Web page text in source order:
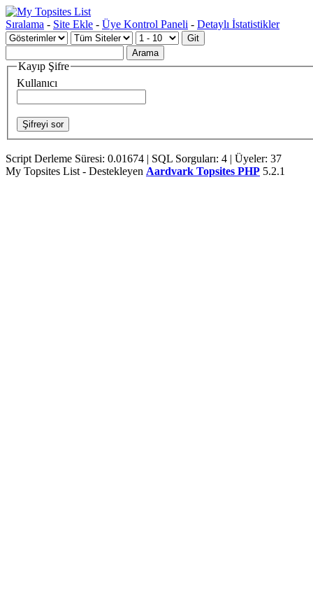
Sıralama - Site Ekle - Üye Kontrol Paneli - Detaylı İstatistikler
Kayıp Şifre
Kullanıcı
Script Derleme Süresi: 0.01674 | SQL Sorguları: 4 | Üyeler: 37
My Topsites List - Destekleyen Aardvark Topsites PHP 5.2.1